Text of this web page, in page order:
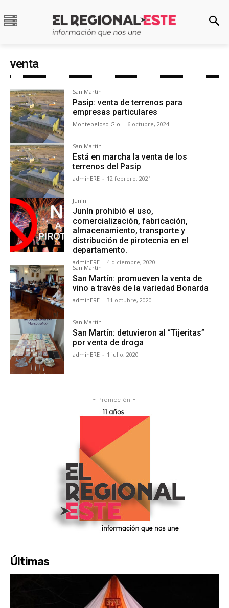
venta
San Martín
Pasip: venta de terrenos para
empresas particulares
Montepeloso Gio - 6 octubre, 2024
San Martín
Está en marcha la venta de los
terrenos del Pasip
adminERE - 12 febrero, 2021
Junín
Junín prohibió el uso,
comercialización, fabricación,
almacenamiento, transporte y
distribución de pirotecnia en el
departamento.
adminERE - 4 diciembre, 2020
San Martín
San Martín: promueven la venta de
vino a través de la variedad Bonarda
adminERE - 31 octubre, 2020
San Martín
San Martín: detuvieron al “Tijeritas”
por venta de droga
adminERE - 1 julio, 2020
- Promoción -
Últimas